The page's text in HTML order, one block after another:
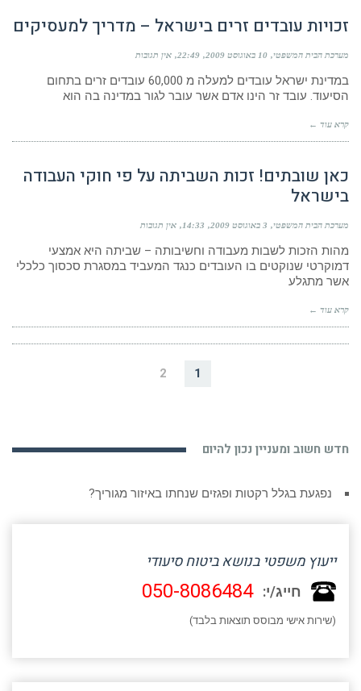
זכויות עובדים זרים בישראל – מדריך למעסיקים
מערכת הבית המשפטי 10 באוגוסט 2009 22:49 אין תגובות
במדינת ישראל עובדים למעלה מ 60,000 עובדים זרים בתחום
הסיעוד. עובד זר הינו אדם אשר עובר לגור במדינה בה הוא
קרא עוד ←
כאן שובתים! זכות השביתה על פי חוקי העבודה
בישראל
מערכת הבית המשפטי 3 באוגוסט 2009 14:33 אין תגובות
מהות הזכות לשבות מעבודה וחשיבותה – שביתה היא אמצעי
דמוקרטי שנוקטים בו העובדים כנגד המעביד במסגרת סכסוך כלכלי
אשר מתגלע
קרא עוד ←
1
2
חדש חשוב ומעניין נכון להיום
נפגעת בגלל רקטות ופגזים שנחתו באיזור מגוריך?
ייעוץ משפטי בנושא ביטוח סיעודי
חייג/י: 050-8086484
(שירות אישי מבוסס תוצאות בלבד)